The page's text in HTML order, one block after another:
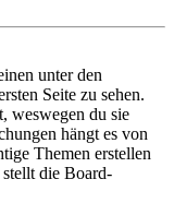
unter den
Seite zu sehen.
weswegen du sie
hängt es von
Themen erstellen
die Board-